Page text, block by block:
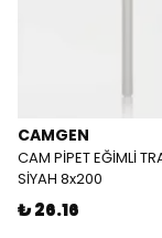
CAMGEN
CAM PİPET EĞİMLİ
SİYAH 8x200
₺ 26.16